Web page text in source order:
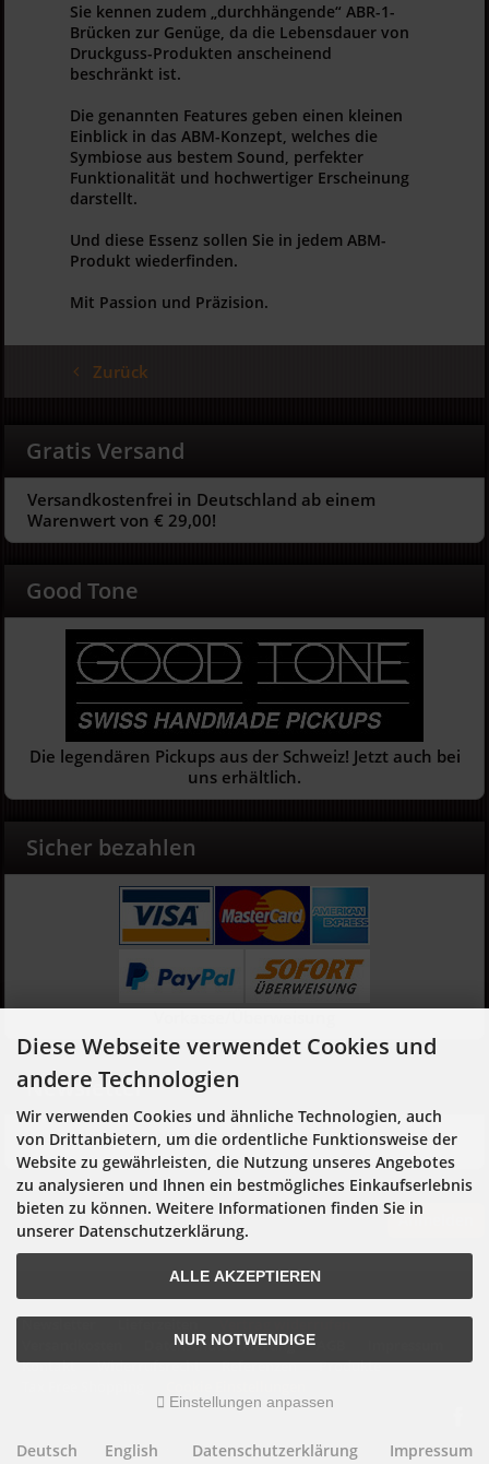
Sie kennen zudem „durchhängende“ ABR-1-
Brücken zur Genüge, da die Lebensdauer von
Druckguss-Produkten anscheinend
beschränkt ist.
Die genannten Features geben einen kleinen
Einblick in das ABM-Konzept, welches die
Symbiose aus bestem Sound, perfekter
Funktionalität und hochwertiger Erscheinung
darstellt.
Und diese Essenz sollen Sie in jedem ABM-
Produkt wiederfinden.
Mit Passion und Präzision.
Zurück
Gratis Versand
Versandkostenfrei in Deutschland ab einem
Warenwert von € 29,00!
Good Tone
Die legendären Pickups aus der Schweiz! Jetzt auch bei
uns erhältlich.
Sicher bezahlen
Newsletter
Hier geht es zur Newsletter-An- und Abmeldung
Anmelden
Datenschutzerklärung
Kontakt
Widerrufsrecht Referenzen
Produkte
modified eCommerce Shopsoftware © 2009-2026
Diese Webseite verwendet Cookies und
andere Technologien
Wir verwenden Cookies und ähnliche Technologien, auch
von Drittanbietern, um die ordentliche Funktionsweise der
Website zu gewährleisten, die Nutzung unseres Angebotes
zu analysieren und Ihnen ein bestmögliches Einkaufserlebnis
bieten zu können. Weitere Informationen finden Sie in
unserer Datenschutzerklärung.
ALLE AKZEPTIEREN
NUR NOTWENDIGE
Einstellungen anpassen
Deutsch English Datenschutzerklärung Impressum